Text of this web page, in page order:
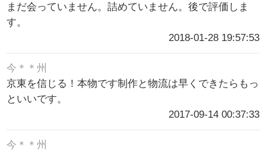
まだ会っていません。詰めていません。後で評価しま
す。
2018-01-28 19:57:53
今＊＊州
京東を信じる！本物です制作と物流は早くできたらもっ
といいです。
2017-09-14 00:37:33
今＊＊州